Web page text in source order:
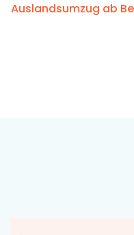
Auslandsumzug ab